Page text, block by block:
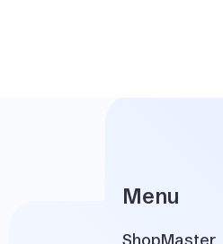
Menu
ShopMaster